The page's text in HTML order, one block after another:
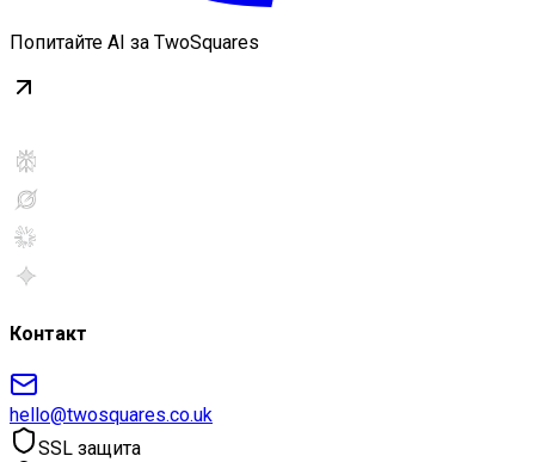
Попитайте AI за TwoSquares
Контакт
hello@twosquares.co.uk
SSL защита